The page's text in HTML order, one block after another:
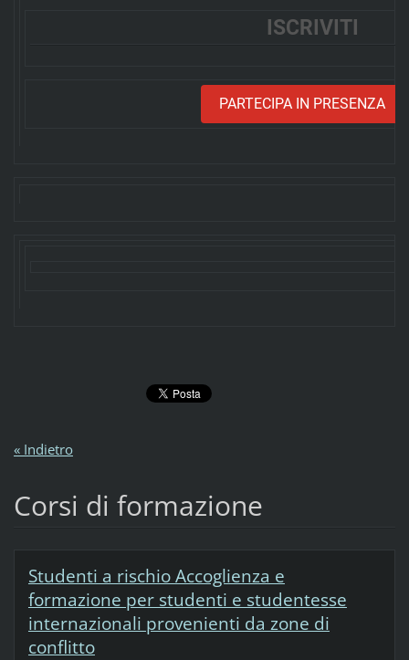
ISCRIVITI
PARTECIPA IN PRESENZA
« Indietro
Corsi di formazione
Studenti a rischio Accoglienza e
formazione per studenti e studentesse
internazionali provenienti da zone di
conflitto